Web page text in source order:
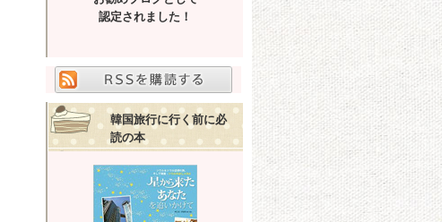
認定されました！
韓国旅行に行く前に必
読の本